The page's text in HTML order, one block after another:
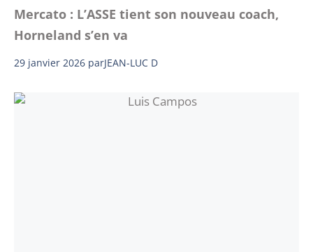
Mercato : L’ASSE tient son nouveau coach,
Horneland s’en va
29 janvier 2026 parJEAN-LUC D